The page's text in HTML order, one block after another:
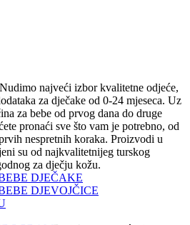
Nudimo najveći izbor kvalitetne odjeće,
za dječake od 0-24 mjeseca. Uz
za bebe od prvog dana do druge
pronaći sve što vam je potrebno, od
nespretnih koraka. Proizvodi u
su od najkvalitetnijeg turskog
za dječju kožu.
DJEČAKE
DJEVOJČICE